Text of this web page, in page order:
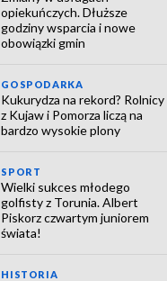
opiekuńczych. Dłuższe
godziny wsparcia i nowe
obowiązki gmin
GOSPODARKA
Kukurydza na rekord? Rolnicy
z Kujaw i Pomorza liczą na
bardzo wysokie plony
SPORT
Wielki sukces młodego
golfisty z Torunia. Albert
Piskorz czwartym juniorem
świata!
HISTORIA